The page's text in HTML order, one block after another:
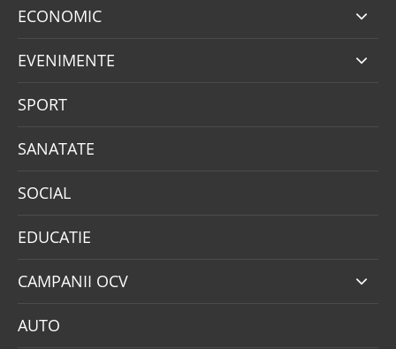
ECONOMIC
EVENIMENTE
SPORT
SANATATE
SOCIAL
EDUCATIE
CAMPANII OCV
AUTO